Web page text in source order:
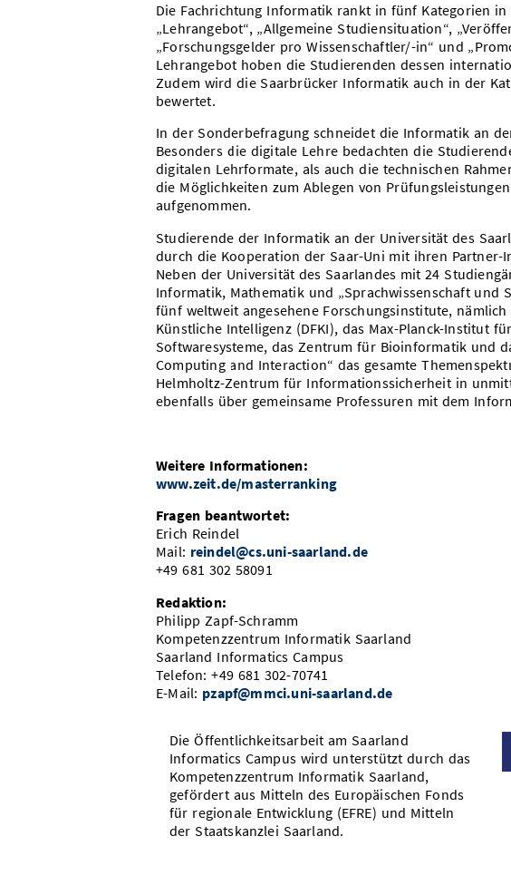
Die Fachrichtung Informatik rankt in fünf Kategorien
„Lehrangebot“, „Allgemeine Studiensituation“,
„Forschungsgelder pro Wissenschaftler/-in“ und
Lehrangebot hoben die Studierenden dessen
Zudem wird die Saarbrücker Informatik auch in der
bewertet.
In der Sonderbefragung schneidet die Informatik an
Besonders die digitale Lehre bedachten die
digitalen Lehrformate, als auch die technischen
die Möglichkeiten zum Ablegen von
aufgenommen.
Studierende der Informatik an der Universität des
durch die Kooperation der Saar-Uni mit ihren Partner-
Neben der Universität des Saarlandes mit 24
Informatik, Mathematik und „Sprachwissenschaft und
fünf weltweit angesehene Forschungsinstitute,
Künstliche Intelligenz (DFKI), das Max-Planck-Institut
Softwaresysteme, das Zentrum für Bioinformatik und
Computing and Interaction“ das gesamte
Helmholtz-Zentrum für Informationssicherheit in
ebenfalls über gemeinsame Professuren mit dem
Weitere Informationen:
www.zeit.de/masterranking
Fragen beantwortet:
Erich Reindel
Mail: reindel@cs.uni-saarland.de
+49 681 302 58091
Redaktion:
Philipp Zapf-Schramm
Kompetenzzentrum Informatik Saarland
Saarland Informatics Campus
Telefon: +49 681 302-70741
E-Mail: pzapf@mmci.uni-saarland.de
Die Öffentlichkeitsarbeit am Saarland
Informatics Campus wird unterstützt durch das
Kompetenzzentrum Informatik Saarland,
gefördert aus Mitteln des Europäischen Fonds
für regionale Entwicklung (EFRE) und Mitteln
der Staatskanzlei Saarland.